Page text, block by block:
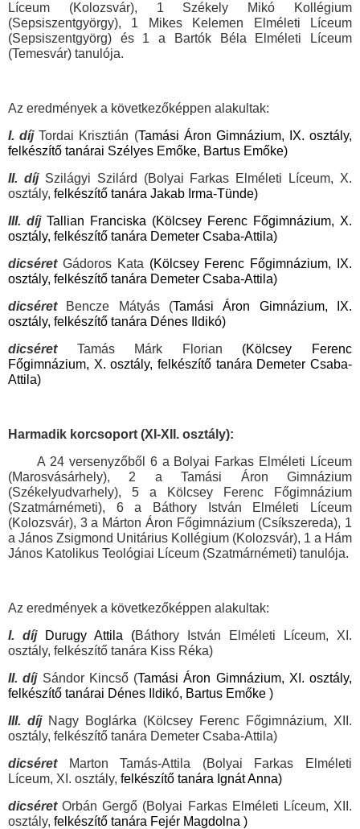
Líceum (Kolozsvár), 1 Székely Mikó Kollégium
(Sepsiszentgyörgy), 1 Mikes Kelemen Elméleti Líceum
(Sepsiszentgyörg) és 1 a Bartók Béla Elméleti Líceum
(Temesvár) tanulója.
Az eredmények a következőképpen alakultak:
I. díj Tordai Krisztián (Tamási Áron Gimnázium, IX. osztály,
felkészítő tanárai Szélyes Emőke, Bartus Emőke)
II. díj Szilágyi Szilárd (Bolyai Farkas Elméleti Líceum, X.
osztály, felkészítő tanára Jakab Irma-Tünde)
III. díj Tallian Franciska (Kölcsey Ferenc Főgimnázium, X.
osztály, felkészítő tanára Demeter Csaba-Attila)
dicséret Gádoros Kata (Kölcsey Ferenc Főgimnázium, IX.
osztály, felkészítő tanára Demeter Csaba-Attila)
dicséret
Bencze Mátyás (Tamási Áron Gimnázium, IX.
osztály, felkészítő tanára Dénes Ildikó)
dicséret
Tamás Márk Florian (Kölcsey Ferenc
Főgimnázium, X. osztály, felkészítő tanára Demeter Csaba-
Attila)
Harmadik korcsoport (XI-XII. osztály):
A 24 versenyzőből 6 a Bolyai Farkas Elméleti Líceum
(Marosvásárhely), 2 a Tamási Áron Gimnázium
(Székelyudvarhely), 5 a Kölcsey Ferenc Főgimnázium
(Szatmárnémeti), 6 a Báthory István Elméleti Líceum
(Kolozsvár), 3 a Márton Áron Főgimnázium (Csíkszereda), 1
a János Zsigmond Unitárius Kollégium (Kolozsvár), 1 a Hám
János Katolikus Teológiai Líceum (Szatmárnémeti) tanulója.
Az eredmények a következőképpen alakultak:
I. díjDurugy Attila (Báthory István Elméleti Líceum, XI.
osztály, felkészítő tanára Kiss Réka)
II. díj Sándor Kincső (Tamási Áron Gimnázium, XI. osztály,
felkészítő tanárai Dénes Ildikó, Bartus Emőke )
III. díj Nagy Boglárka (Kölcsey Ferenc Főgimnázium, XII.
osztály, felkészítő tanára Demeter Csaba-Attila)
dicséretMarton Tamás-Attila (Bolyai Farkas Elméleti
Líceum, XI. osztály, felkészítő tanára Ignát Anna)
dicséret Orbán Gergő (Bolyai Farkas Elméleti Líceum, XII.
osztály, felkészítő tanára Fejér Magdolna )